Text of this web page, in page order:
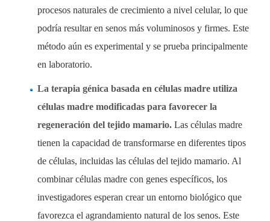
procesos naturales de crecimiento a nivel celular, lo que
podría resultar en senos más voluminosos y firmes. Este
método aún es experimental y se prueba principalmente
en laboratorio.
La terapia génica basada en células madre utiliza
células madre modificadas para favorecer la
regeneración del tejido mamario. Las células madre
tienen la capacidad de transformarse en diferentes tipos
de células, incluidas las células del tejido mamario. Al
combinar células madre con genes específicos, los
investigadores esperan crear un entorno biológico que
favorezca el agrandamiento natural de los senos. Este